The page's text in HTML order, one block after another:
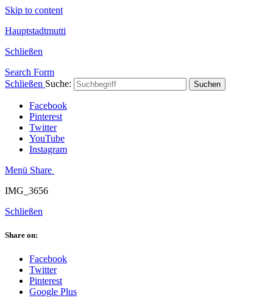
Skip to content
Hauptstadtmutti
Schließen
Search Form
Schließen Suche: Suchen
Facebook
Pinterest
Twitter
YouTube
Instagram
Menü Share
IMG_3656
Schließen
Share on:
Facebook
Twitter
Pinterest
Google Plus